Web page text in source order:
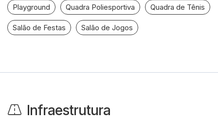
Playground Quadra Poliesportiva Quadra de Tênis
Salão de Festas Salão de Jogos
Infraestrutura